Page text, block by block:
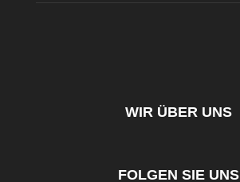
WIR ÜBER UNS
FOLGEN SIE UNS